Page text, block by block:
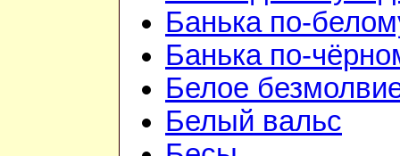
Банька по-
Банька по-
Белое
Белый вальс